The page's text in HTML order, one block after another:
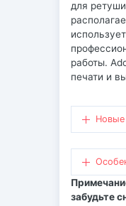
для
работы.
печати и
забудьте